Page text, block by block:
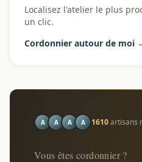
Localisez l'atelier le plus
un clic.
Cordonnier autour de moi
A A A A 1610artisans
Vous êtes cordonnier ?